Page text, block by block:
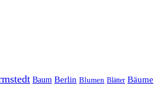
Baum Berlin Blumen Blätter Bäume